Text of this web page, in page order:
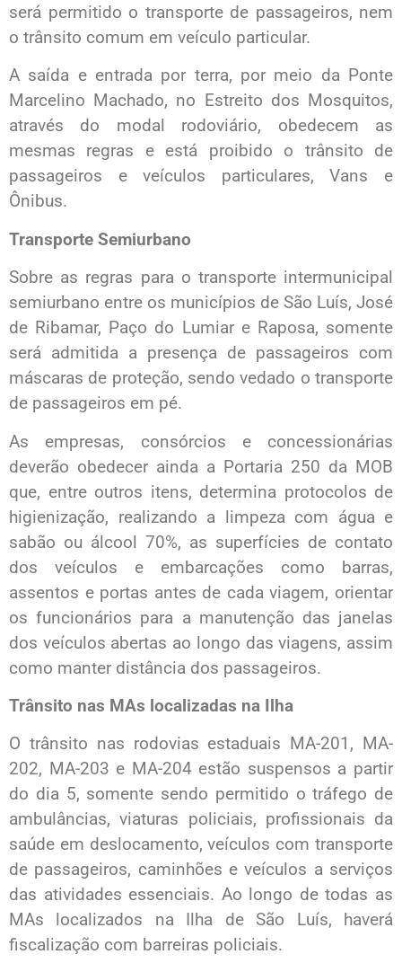
será permitido o transporte de passageiros, nem
o trânsito comum em veículo particular.
A saída e entrada por terra, por meio da Ponte
Marcelino Machado, no Estreito dos Mosquitos,
através do modal rodoviário, obedecem as
mesmas regras e está proibido o trânsito de
passageiros e veículos particulares, Vans e
Ônibus.
Transporte Semiurbano
Sobre as regras para o transporte intermunicipal
semiurbano entre os municípios de São Luís, José
de Ribamar, Paço do Lumiar e Raposa, somente
será admitida a presença de passageiros com
máscaras de proteção, sendo vedado o transporte
de passageiros em pé.
As empresas, consórcios e concessionárias
deverão obedecer ainda a Portaria 250 da MOB
que, entre outros itens, determina protocolos de
higienização, realizando a limpeza com água e
sabão ou álcool 70%, as superfícies de contato
dos veículos e embarcações como barras,
assentos e portas antes de cada viagem, orientar
os funcionários para a manutenção das janelas
dos veículos abertas ao longo das viagens, assim
como manter distância dos passageiros.
Trânsito nas MAs localizadas na Ilha
O trânsito nas rodovias estaduais MA-201, MA-
202, MA-203 e MA-204 estão suspensos a partir
do dia 5, somente sendo permitido o tráfego de
ambulâncias, viaturas policiais, profissionais da
saúde em deslocamento, veículos com transporte
de passageiros, caminhões e veículos a serviços
das atividades essenciais. Ao longo de todas as
MAs localizados na Ilha de São Luís, haverá
fiscalização com barreiras policiais.